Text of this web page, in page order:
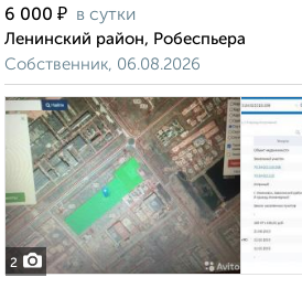
6 000 ₽ в сутки
Ленинский район, Робеспьера
Собственник, 06.08.2026
2